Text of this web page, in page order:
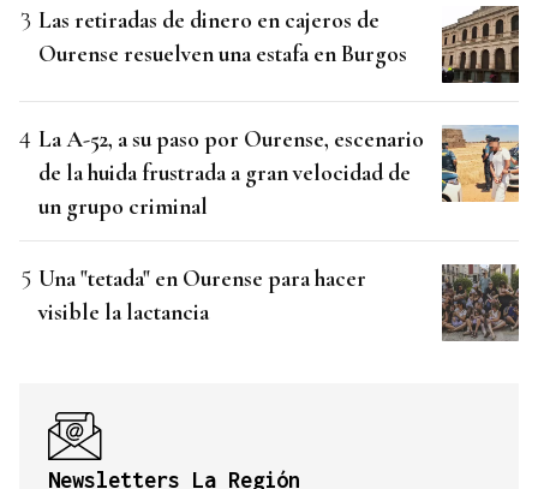
Las retiradas de dinero en cajeros de
Ourense resuelven una estafa en Burgos
La A-52, a su paso por Ourense, escenario
de la huida frustrada a gran velocidad de
un grupo criminal
Una "tetada" en Ourense para hacer
visible la lactancia
Newsletters La Región